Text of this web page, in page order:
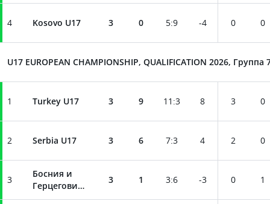
4 Kosovo U17 3 0 5:9 -4 0 0
U17 EUROPEAN CHAMPIONSHIP, QUALIFICATION 2026, Группа
1 Turkey U17 3 9 11 :3 8 3 0
2 Serbia U17 3 6 7:3 4 2 0
3
Босния и
Герцеговина
U17
3 1 3:6 -3 0 1